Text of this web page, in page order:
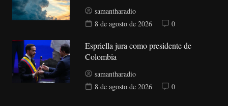
samantharadio
8 de agosto de 2026
0
Espriella jura como presidente de
Colombia
samantharadio
8 de agosto de 2026
0